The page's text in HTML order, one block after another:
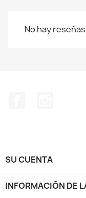
No hay
SU CUENTA
INFORMACIÓN DE